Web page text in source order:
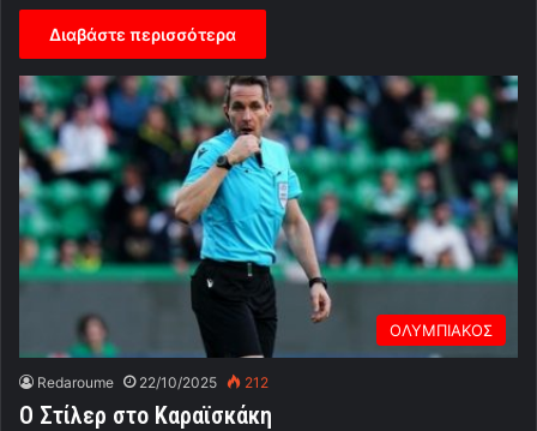
Διαβάστε περισσότερα
ΟΛΥΜΠΙΑΚΟΣ
Redaroume 22/10/2025 212
O Στίλερ στο Καραϊσκάκη